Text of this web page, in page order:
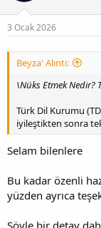
3 Ocak 2026
Beyza' Alıntı:
\Nüks Etmek Nedir?
Türk Dil Kurumu
iyileştikten sonra
Selam bilenlere
Bu kadar özenli
yüzden ayrıca
Şöyle bir detay